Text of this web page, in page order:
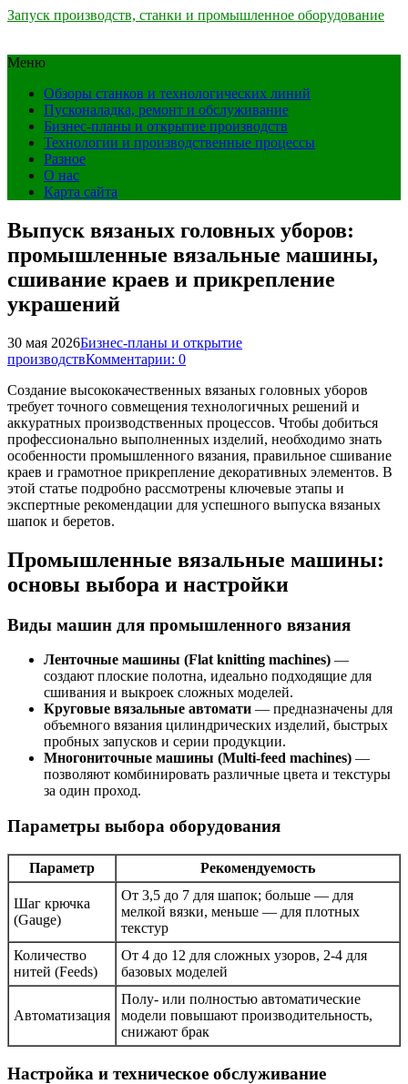
Запуск производств, станки и промышленное оборудование
Меню
Обзоры станков и технологических линий
Пусконаладка, ремонт и обслуживание
Бизнес-планы и открытие производств
Технологии и производственные процессы
Разное
О нас
Карта сайта
Выпуск вязаных головных уборов:
промышленные вязальные машины,
сшивание краев и прикрепление
украшений
30 мая 2026Бизнес-планы и открытие
производствКомментарии: 0
Создание высококачественных вязаных головных уборов
требует точного совмещения технологичных решений и
аккуратных производственных процессов. Чтобы добиться
профессионально выполненных изделий, необходимо знать
особенности промышленного вязания, правильное сшивание
краев и грамотное прикрепление декоративных элементов. В
этой статье подробно рассмотрены ключевые этапы и
экспертные рекомендации для успешного выпуска вязаных
шапок и беретов.
Промышленные вязальные машины:
основы выбора и настройки
Виды машин для промышленного вязания
Ленточные машины (Flat knitting machines) —
создают плоские полотна, идеально подходящие для
сшивания и выкроек сложных моделей.
Круговые вязальные автомати — предназначены для
объемного вязания цилиндрических изделий, быстрых
пробных запусков и серии продукции.
Многониточные машины (Multi-feed machines) —
позволяют комбинировать различные цвета и текстуры
за один проход.
Параметры выбора оборудования
Параметр Рекомендуемость
Шаг крючка
(Gauge)
От 3,5 до 7 для шапок; больше — для
мелкой вязки, меньше — для плотных
текстур
Количество
нитей (Feeds)
От 4 до 12 для сложных узоров, 2-4 для
базовых моделей
Автоматизация
Полу- или полностью автоматические
модели повышают производительность,
снижают брак
Настройка и техническое обслуживание